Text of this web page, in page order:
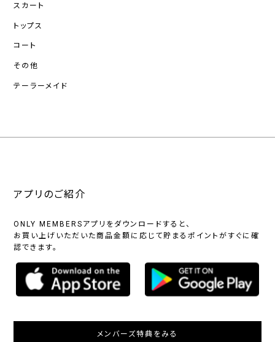
スカート
トップス
コート
その他
テーラーメイド
アプリのご紹介
ONLY MEMBERSアプリをダウンロードすると、
お買い上げいただいた商品金額に応じて貯まるポイントがすぐに確
認できます。
メンバーズ特典をみる